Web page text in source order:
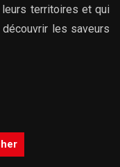
territoires et qui
les saveurs